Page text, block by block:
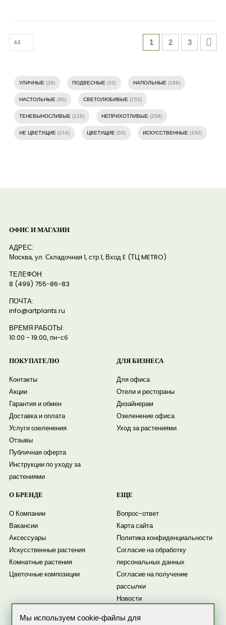
1 2 3
УЛИЧНЫЕ (29) ПОДВЕСНЫЕ (10) НАПОЛЬНЫЕ (188)
НАСТОЛЬНЫЕ (90) СВЕТОЛЮБИВЫЕ (153)
ТЕНЕВЫНОСЛИВЫЕ (128) НЕПРИХОТЛИВЫЕ (258)
НЕ ЦВЕТУЩИЕ (216) ЦВЕТУЩИЕ (55) ИСКУССТВЕННЫЕ (150)
ОФИС И МАГАЗИН
АДРЕС:
Москва, ул. Складочная 1, стр.1, Вход E (ТЦ METRO)
ТЕЛЕФОН:
8 (499) 755-86-83
ПОЧТА:
info@artplants.ru
ВРЕМЯ РАБОТЫ:
10:00 - 19:00, пн-сб
ПОКУПАТЕЛЮ
Контакты
Акции
Гарантия и обмен
Доставка и оплата
Услуги озеленения
Отзывы
Публичная оферта
Инструкции по уходу за
растениями
ДЛЯ БИЗНЕСА
Для офиса
Отели и рестораны
Дизайнерам
Озеленение офиса
Уход за растениями
О БРЕНДЕ
О Компании
Вакансии
Аксессуары
Искусственные растения
Комнатные растения
Цветочные композиции
ЕЩЕ
Вопрос-ответ
Карта сайта
Политика конфиденциальности
Согласие на обработку
персональных данных
Согласие на получение
рассылки
Новости
Мы используем cookie-файлы для